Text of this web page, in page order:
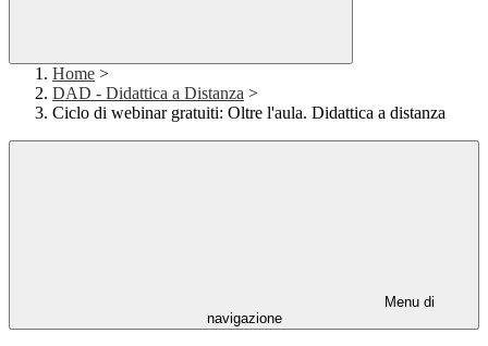
Home >
DAD - Didattica a Distanza >
Ciclo di webinar gratuiti: Oltre l'aula. Didattica a distanza
Menu di
navigazione